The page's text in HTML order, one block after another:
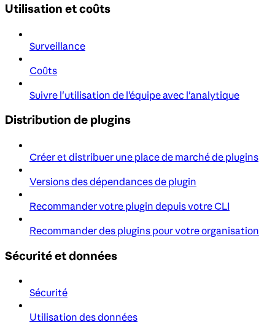
Utilisation et coûts
Surveillance
Coûts
Suivre l'utilisation de l'équipe avec l'analytique
Distribution de plugins
Créer et distribuer une place de marché de plugins
Versions des dépendances de plugin
Recommander votre plugin depuis votre CLI
Recommander des plugins pour votre organisation
Sécurité et données
Sécurité
Utilisation des données